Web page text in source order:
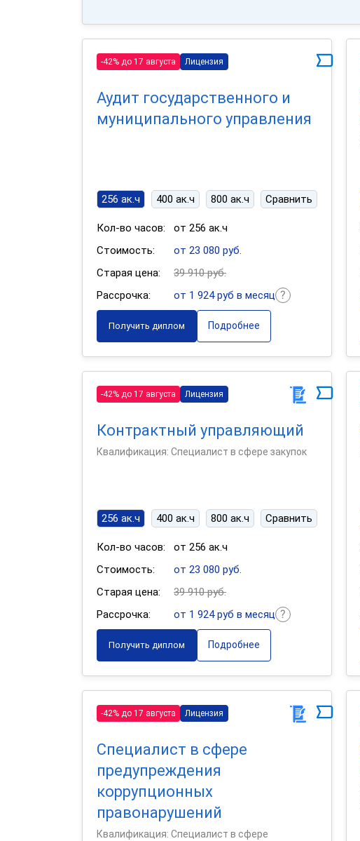
-42% до 17 августа Лицензия
Аудит государственного и
муниципального управления
256 ак.ч 400 ак.ч 800 ак.ч Сравнить
Кол-во часов:
от 256 ак.ч
Стоимость:
от 23 080 руб.
Старая цена:
39 910 руб.
Рассрочка:
от 1 924 руб в месяц
Получить диплом Подробнее
-42% до 17 августа Лицензия
Контрактный управляющий
Квалификация: Специалист в сфере закупок
256 ак.ч 400 ак.ч 800 ак.ч Сравнить
Кол-во часов:
от 256 ак.ч
Стоимость:
от 23 080 руб.
Старая цена:
39 910 руб.
Рассрочка:
от 1 924 руб в месяц
Получить диплом Подробнее
-42% до 17 августа Лицензия
Специалист в сфере
предупреждения
коррупционных
правонарушений
Квалификация: Специалист в сфере